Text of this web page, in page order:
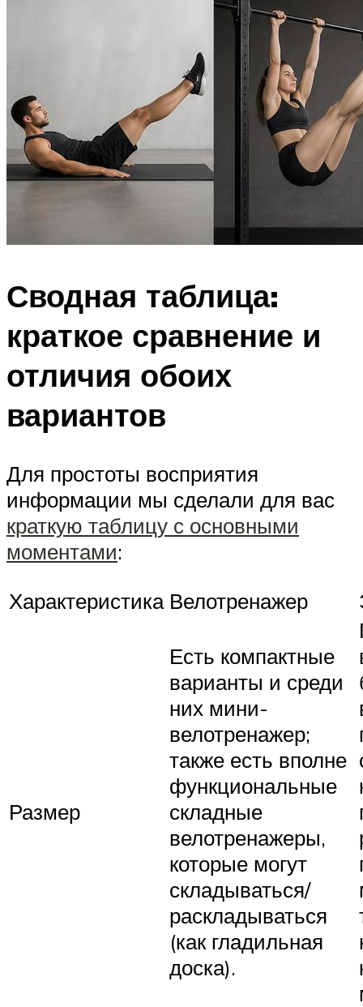
Сводная таблица:
краткое сравнение и
отличия обоих
вариантов
Для простоты восприятия
информации мы сделали для вас
краткую таблицу с основными
моментами:
Характеристика Велотренажер
Размер
Есть компактные
варианты и среди
них мини-
велотренажер;
также есть вполне
функциональные
складные
велотренажеры,
которые могут
складываться/
раскладываться
(как гладильная
доска).